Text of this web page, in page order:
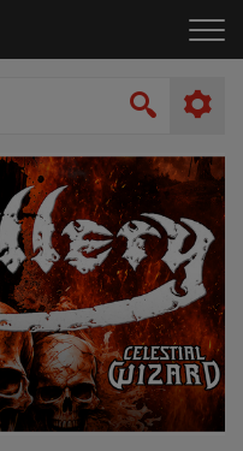
le